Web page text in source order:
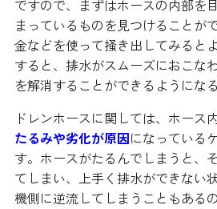
ですので、まずはホースの内部を
まっているものを見つけることが
金などを使って掻き出してみると
すると、排水がスムーズにおこな
を解消することができるようにな
ドレンホースに関しては、ホース
たるみや劣化が原因になっている
す。ホースがたるんでしまうと、
てしまい、上手く排水ができない
機側に逆流してしまうこともあるの